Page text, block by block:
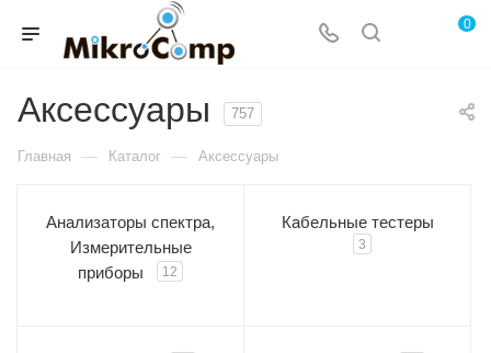
0
Аксессуары 757
Главная — Каталог — Аксессуары
Анализаторы спектра,
Измерительные
приборы
12
Кабельные тестеры
3